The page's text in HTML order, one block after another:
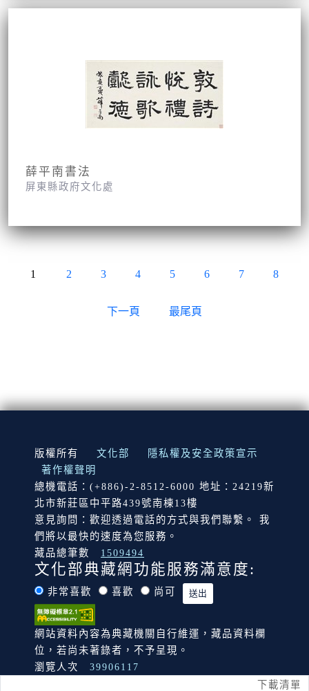
下載清單
薛平南書法
屏東縣政府文化處
1 2 3 4 5 6 7 8
下一頁 最尾頁
:::
版權所有 文化部
隱私權及安全政策宣示
著作權聲明
總機電話：(+886)-2-8512-6000 地址：24219新
北市新莊區中平路439號南棟13樓
意見詢問：歡迎透過電話的方式與我們聯繫。 我
們將以最快的速度為您服務。
藏品總筆數
1509494
文化部典藏網功能服務滿意度:
非常喜歡 喜歡 尚可
網站資料內容為典藏機關自行維運，藏品資料欄
位，若尚未著錄者，不予呈現。
瀏覽人次
39906117